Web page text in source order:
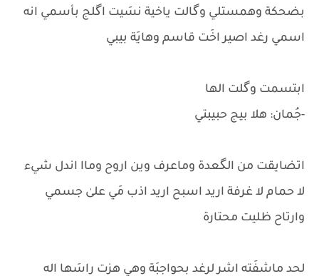
بضحكة وهمستلي وگالت ياخية نسَيت اگلج بأسمي انه
اسمي رغد اصير اخَت قاسم وهايَة بيبي
ابتسمت وگلت الها
-جُمان: هلا بيج حبيبتي
اتضايقت من الگعدة وماعرف وين اروح وماا اندل شيء
لا حمام لا غرفة اريد اسبح اريد اذب مَي علىٰ جسمي
وارتاح ظليت محتارة
لحد ماشفَته اشر لرغد بحواجبَة وهي هزت راسَها اله